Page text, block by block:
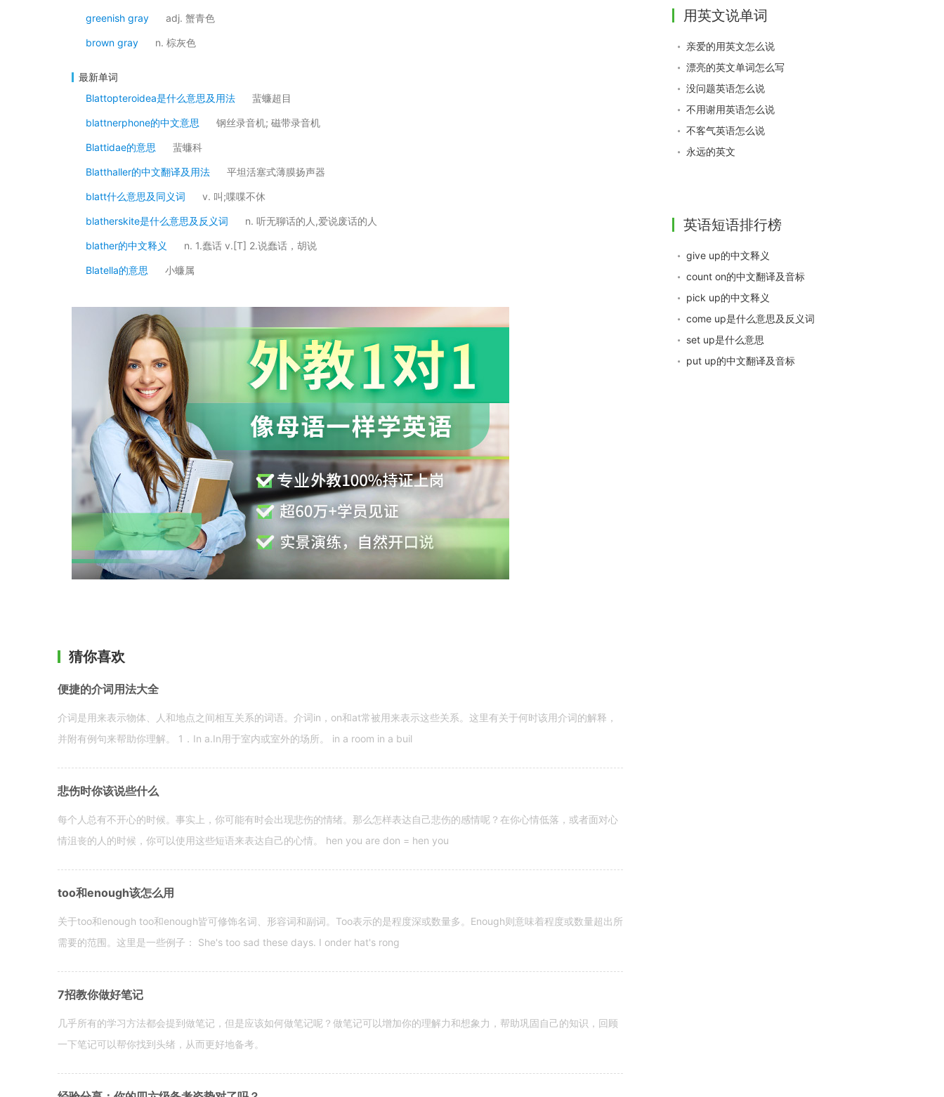
greenish gray adj. 蟹青色
brown gray n. 棕灰色
最新单词
Blattopteroidea是什么意思及用法
蜚蠊超目
blattnerphone的中文意思 钢丝录音机; 磁带录音机
Blattidae的意思 蜚蠊科
Blatthaller的中文翻译及用法 平坦活塞式薄膜扬声器
blatt什么意思及同义词 v. 叫;喋喋不休
blatherskite是什么意思及反义词 n. 听无聊话的人,爱说废话的人
blather的中文释义 n. 1.蠢话 v.[T] 2.说蠢话，胡说
Blatella的意思 小蠊属
猜你喜欢
便捷的介词用法大全
介词是用来表示物体、人和地点之间相互关系的词语。介词in，on和at常被用来表示这些关系。这里有关于何时该用介词的解释，
并附有例句来帮助你理解。 1．In a.In用于室内或室外的场所。 in a room in a buil
悲伤时你该说些什么
每个人总有不开心的时候。事实上，你可能有时会出现悲伤的情绪。那么怎样表达自己悲伤的感情呢？在你心情低落，或者面对心
情沮丧的人的时候，你可以使用这些短语来表达自己的心情。 hen you are don = hen you
too和enough该怎么用
关于too和enough too和enough皆可修饰名词、形容词和副词。Too表示的是程度深或数量多。Enough则意味着程度或数量超出所
需要的范围。这里是一些例子： She's too sad these days. I onder hat's rong
7招教你做好笔记
几乎所有的学习方法都会提到做笔记，但是应该如何做笔记呢？做笔记可以增加你的理解力和想象力，帮助巩固自己的知识，回顾
一下笔记可以帮你找到头绪，从而更好地备考。
用英文说单词
亲爱的用英文怎么说
漂亮的英文单词怎么写
没问题英语怎么说
不用谢用英语怎么说
不客气英语怎么说
永远的英文
英语短语排行榜
give up的中文释义
count on的中文翻译及音标
pick up的中文释义
come up是什么意思及反义词
set up是什么意思
put up的中文翻译及音标